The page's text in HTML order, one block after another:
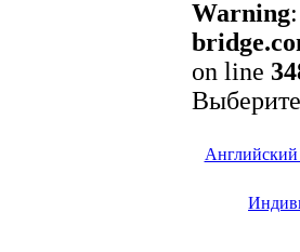
Warning
on line
Английский